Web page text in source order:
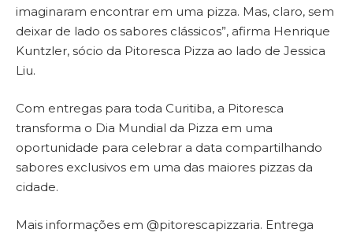
imaginaram encontrar em uma pizza. Mas, claro, sem
deixar de lado os sabores clássicos”, afirma Henrique
Kuntzler, sócio da Pitoresca Pizza ao lado de Jessica
Liu.
Com entregas para toda Curitiba, a Pitoresca
transforma o Dia Mundial da Pizza em uma
oportunidade para celebrar a data compartilhando
sabores exclusivos em uma das maiores pizzas da
cidade.
Mais informações em @pitorescapizzaria. Entrega